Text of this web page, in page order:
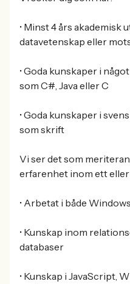
• Minst 4 års
datavetenskap eller
• Goda kunskaper i
som C#, Java eller C
• Goda kunskaper i
som skrift
Vi ser det som
erfarenhet inom ett eller
• Arbetat i både
• Kunskap inom
databaser
• Kunskap i JavaScript,